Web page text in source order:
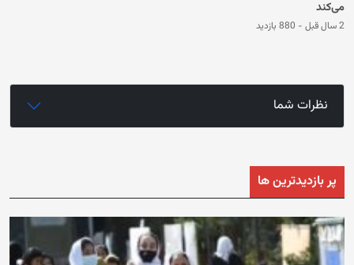
می‌کند
2 سال قبل - 880 بازدید
نظرات شما
پر بازدیدترین ها